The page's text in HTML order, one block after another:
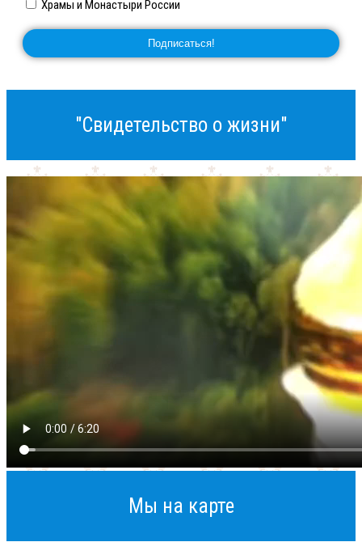
Храмы и Монастыри России
"Свидетельство о жизни"
Мы на карте